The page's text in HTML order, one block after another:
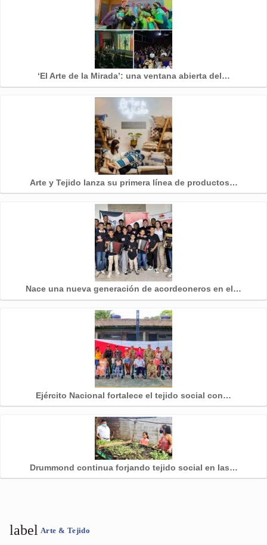
‘El Arte de la Mirada’: una ventana abierta del…
Arte y Tejido lanza su primera línea de productos…
Nace una nueva generación de acordeoneros en el…
Ejército Nacional fortalece el tejido social con…
Drummond continua forjando tejido social en las…
label Arte & Tejido